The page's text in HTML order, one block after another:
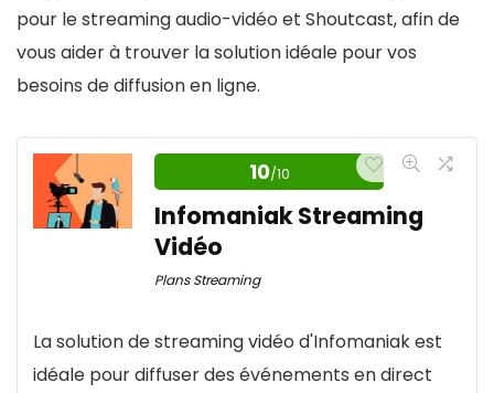
pour le streaming audio-vidéo et Shoutcast, afin de
vous aider à trouver la solution idéale pour vos
besoins de diffusion en ligne.
10/10
Infomaniak Streaming
Vidéo
Plans Streaming
La solution de streaming vidéo d'Infomaniak est
idéale pour diffuser des événements en direct